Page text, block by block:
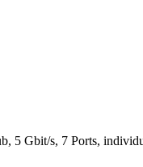
5 Gbit/s, 7 Ports,